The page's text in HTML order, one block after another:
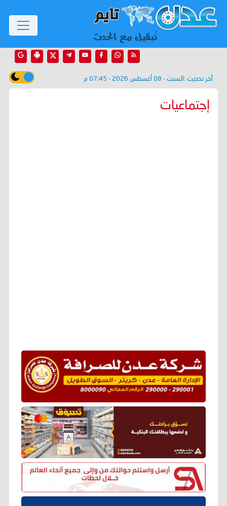
آخر تحديث : السبت - 08 أغسطس 2026 - 07:45 م
إجتماعيات